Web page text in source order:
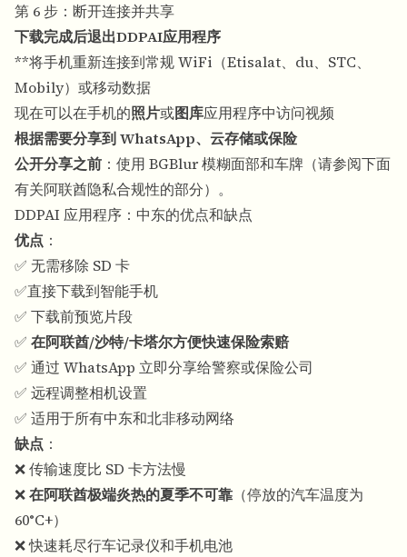
第 6 步：断开连接并共享
下载完成后退出DDPAI应用程序
**将手机重新连接到常规 WiFi（Etisalat、du、STC、
Mobily）或移动数据
现在可以在手机的照片或图库应用程序中访问视频
根据需要分享到 WhatsApp、云存储或保险
公开分享之前 ：使用 BGBlur 模糊面部和车牌（请参阅下面
有关阿联酋隐私合规性的部分）。
DDPAI 应用程序：中东的优点和缺点
优点 ：
✅ 无需移除 SD 卡
✅直接下载到智能手机
✅ 下载前预览片段
✅ 在阿联酋/沙特/卡塔尔方便快速保险索赔
✅ 通过 WhatsApp 立即分享给警察或保险公司
✅ 远程调整相机设置
✅ 适用于所有中东和北非移动网络
缺点 ：
❌ 传输速度比 SD 卡方法慢
❌在阿联酋极端炎热的夏季不可靠 （停放的汽车温度为
60°C+）
❌ 快速耗尽行车记录仪和手机电池